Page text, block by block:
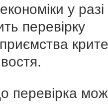
у разі
перевірку
перевірка